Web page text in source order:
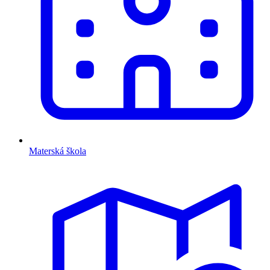
Materská škola